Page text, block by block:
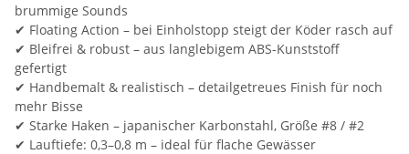
brummige Sounds
✔ Floating Action – bei Einholstopp steigt der Köder rasch auf
✔ Bleifrei & robust – aus langlebigem ABS-Kunststoff
gefertigt
✔ Handbemalt & realistisch – detailgetreues Finish für noch
mehr Bisse
✔ Starke Haken – japanischer Karbonstahl, Größe #8 / #2
✔ Lauftiefe: 0,3–0,8 m – ideal für flache Gewässer